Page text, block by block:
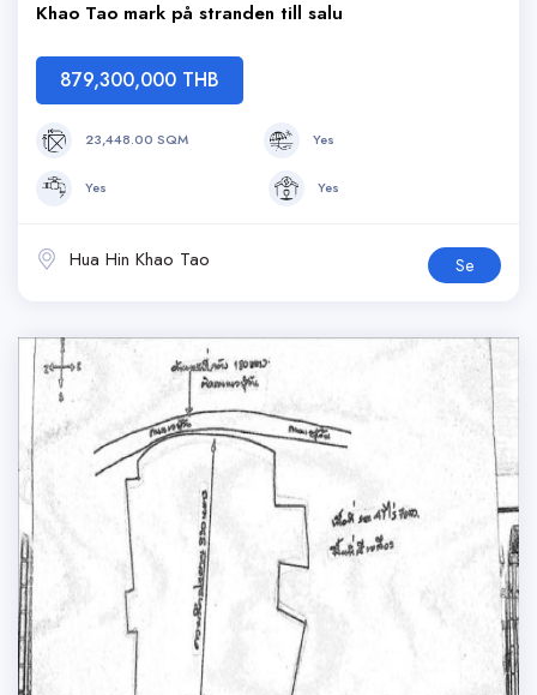
Khao Tao mark på stranden till salu
879,300,000 THB
23,448.00 SQM Yes
Yes Yes
Hua Hin Khao Tao Se